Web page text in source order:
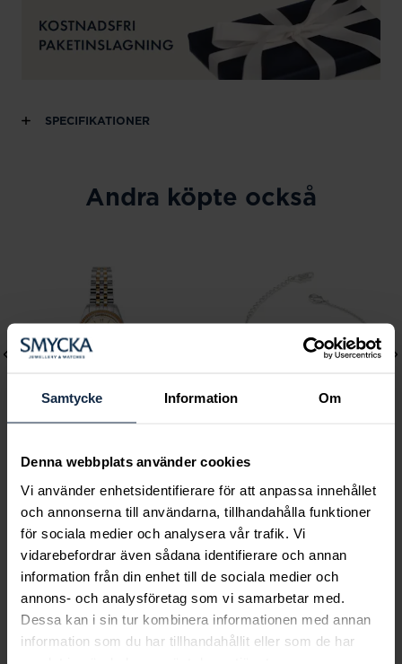
Samtycke Information Om
Denna webbplats använder cookies
Vi använder enhetsidentifierare för att anpassa innehållet
och annonserna till användarna, tillhandahålla funktioner
för sociala medier och analysera vår trafik. Vi
vidarebefordrar även sådana identifierare och annan
information från din enhet till de sociala medier och
annons- och analysföretag som vi samarbetar med.
Dessa kan i sin tur kombinera informationen med annan
information som du har tillhandahållit eller som de har
SPECIFIKATIONER
Andra köpte också
Royal Watch 28 mm
Pris: 2 399 kr
2 399 kr
Emily pearl bracelet -
Ivory
Pris:349 kr
349 kr
Smycka tar ansvar för ett hållbart